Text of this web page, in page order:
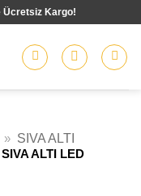
Ücretsiz Kargo!
» SIVA ALTI
ALTI LED